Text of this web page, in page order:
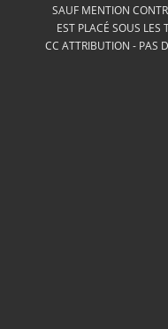
SAUF MENTION
EST PLACÉ SOUS LES
CC ATTRIBUTION - PAS